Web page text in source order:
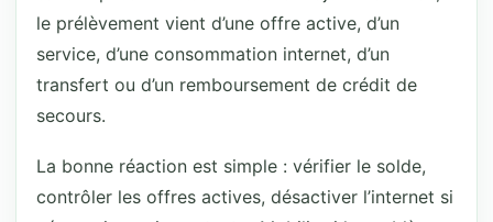
le prélèvement vient d’une offre active, d’un
service, d’une consommation internet, d’un
transfert ou d’un remboursement de crédit de
secours.
La bonne réaction est simple : vérifier le solde,
contrôler les offres actives, désactiver l’internet si